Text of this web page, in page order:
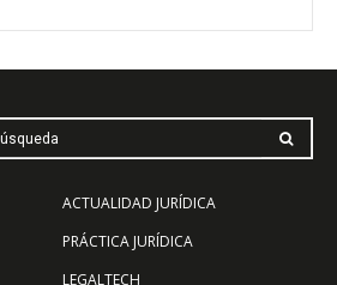
ACTUALIDAD JURÍDICA
PRÁCTICA JURÍDICA
LEGALTECH